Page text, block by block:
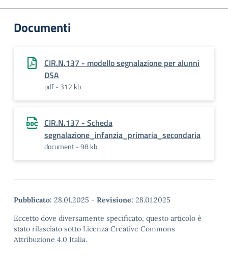
Documenti
CIR.N.137 - modello segnalazione per alunni
DSA
pdf - 312 kb
CIR.N.137 - Scheda
segnalazione_infanzia_primaria_secondaria
document - 98 kb
Pubblicato: 28.01.2025 - Revisione: 28.01.2025
Eccetto dove diversamente specificato, questo articolo è
stato rilasciato sotto Licenza Creative Commons
Attribuzione 4.0 Italia.